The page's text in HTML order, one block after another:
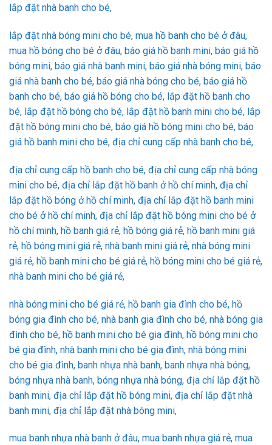
lắp đặt nhà banh cho bé,
lắp đặt nhà bóng mini cho bé, mua hồ banh cho bé ở đâu,
mua hồ bóng cho bé ở đâu, báo giá hồ banh mini, báo giá hồ
bóng mini, báo giá nhà banh mini, báo giá nhà bóng mini, báo
giá nhà banh cho bé, báo giá nhà bóng cho bé, báo giá hồ
banh cho bé, báo giá hồ bóng cho bé, lắp đặt hồ banh cho
bé, lắp đặt hồ bóng cho bé, lắp đặt hồ banh mini cho bé, lắp
đặt hồ bóng mini cho bé, báo giá hồ bóng mini cho bé, báo
giá hồ banh mini cho bé, địa chỉ cung cấp nhà banh cho bé,
địa chỉ cung cấp hồ banh cho bé, địa chỉ cung cấp nhà bóng
mini cho bé, địa chỉ lắp đặt hồ banh ở hồ chí minh, địa chỉ
lắp đặt hồ bóng ở hồ chí minh, địa chỉ lắp đặt hồ banh mini
cho bé ở hồ chí minh, địa chỉ lắp đặt hồ bóng mini cho bé ở
hồ chí minh, hồ banh giá rẻ, hồ bóng giá rẻ, hồ banh mini giá
rẻ, hồ bóng mini giá rẻ, nhà banh mini giá rẻ, nhà bóng mini
giá rẻ, hồ banh mini cho bé giá rẻ, hồ bóng mini cho bé giá rẻ,
nhà banh mini cho bé giá rẻ,
nhà bóng mini cho bé giá rẻ, hồ banh gia đình cho bé, hồ
bóng gia đình cho bé, nhà banh gia đình cho bé, nhà bóng gia
đình cho bé, hồ banh mini cho bé gia đình, hồ bóng mini cho
bé gia đình, nhà banh mini cho bé gia đình, nhà bóng mini
cho bé gia đình, banh nhựa nhà banh, banh nhựa nhà bóng,
bóng nhựa nhà banh, bóng nhựa nhà bóng, địa chỉ lắp đặt hồ
banh mini, địa chỉ lắp đặt hồ bóng mini, địa chỉ lắp đặt nhà
banh mini, địa chỉ lắp đặt nhà bóng mini,
mua banh nhựa nhà banh ở đâu, mua banh nhựa giá rẻ, mua